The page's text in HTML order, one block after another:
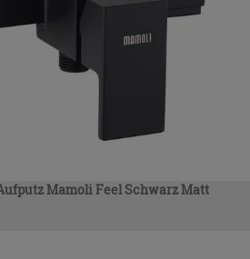
Mamoli Feel Schwarz Matt